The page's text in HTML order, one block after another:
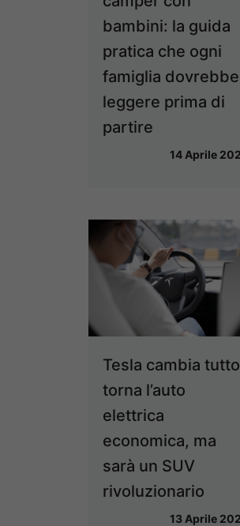
bambini: la guida
pratica che ogni
famiglia dovrebbe
leggere prima di
partire
14 Aprile
Tesla cambia
torna l’auto
elettrica
economica, ma
sarà un SUV
rivoluzionario
13 Aprile